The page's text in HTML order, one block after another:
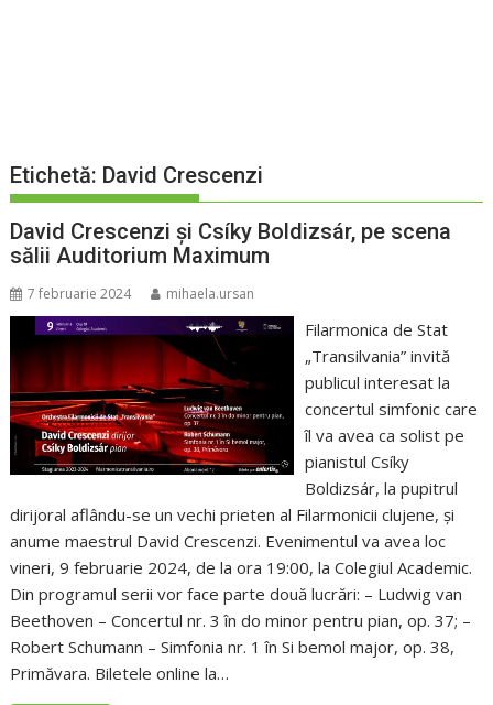
Etichetă: David Crescenzi
David Crescenzi și Csíky Boldizsár, pe scena
sălii Auditorium Maximum
7 februarie 2024 mihaela.ursan
Filarmonica de Stat
„Transilvania” invită
publicul interesat la
concertul simfonic care
îl va avea ca solist pe
pianistul Csíky
Boldizsár, la pupitrul
dirijoral aflându-se un vechi prieten al Filarmonicii clujene, și
anume maestrul David Crescenzi. Evenimentul va avea loc
vineri, 9 februarie 2024, de la ora 19:00, la Colegiul Academic.
Din programul serii vor face parte două lucrări: – Ludwig van
Beethoven – Concertul nr. 3 în do minor pentru pian, op. 37; –
Robert Schumann – Simfonia nr. 1 în Si bemol major, op. 38,
Primăvara. Biletele online la…